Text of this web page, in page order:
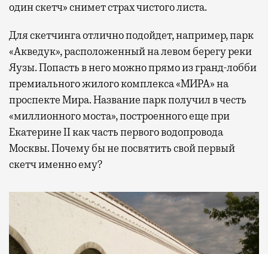
один скетч» снимет страх чистого листа.
Для скетчинга отлично подойдет, например, парк
«Акведук», расположенный на левом берегу реки
Яузы. Попасть в него можно прямо из гранд-лобби
премиального жилого комплекса «МИРА» на
проспекте Мира. Название парк получил в честь
«миллионного моста», построенного еще при
Екатерине II как часть первого водопровода
Москвы. Почему бы не посвятить свой первый
скетч именно ему?